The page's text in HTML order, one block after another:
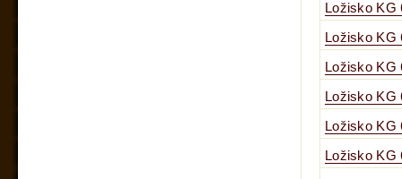
Ložisko KG
Ložisko KG
Ložisko KG
Ložisko KG
Ložisko KG
Ložisko KG